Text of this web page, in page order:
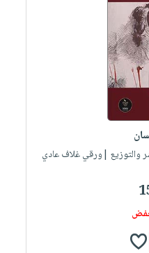
والتوزيع |ورقي غلاف عادي